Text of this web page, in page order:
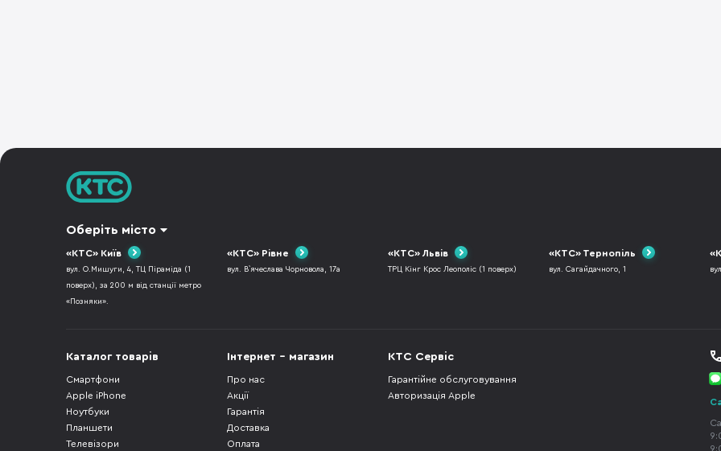
Оберіть місто
«КТС» Київ
вул. О.Мишуги, 4, ТЦ Піраміда (1
поверх), за 200 м від станції метро
«Позняки».
«КТС» Рівне
вул. В`ячеслава Чорновола, 17а
«КТС» Львів
ТРЦ Кінг Крос Леополіс (1 поверх)
«КТС» Тернопіль
вул. Сагайдачного, 1
Каталог товарів
Смартфони
Apple iPhone
Ноутбуки
Планшети
Телевізори
Інтернет - магазин
Про нас
Акції
Гарантія
Доставка
Оплата
КТС Сервіс
Гарантійне обслуговування
Авторизація Apple